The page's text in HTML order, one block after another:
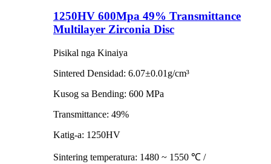
1250HV 600Mpa 49% Transmittance
Multilayer Zirconia Disc
Pisikal nga Kinaiya
Sintered Densidad: 6.07±0.01g/cm³
Kusog sa Bending: 600 MPa
Transmittance: 49%
Katig-a: 1250HV
Sintering temperatura: 1480 ~ 1550 ℃ /